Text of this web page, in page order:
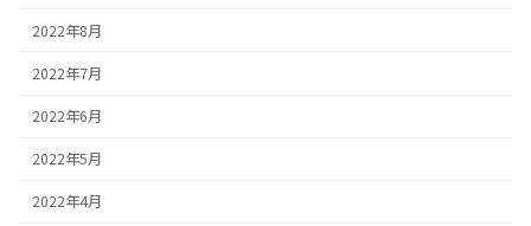
2022年8月
2022年7月
2022年6月
2022年5月
2022年4月